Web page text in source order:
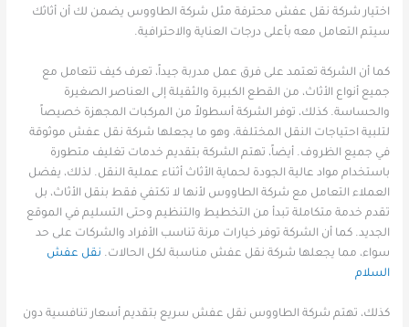
اختيار شركة نقل عفش محترفة مثل شركة الطاووس يضمن لك أن أثاثك
سيتم التعامل معه بأعلى درجات العناية والاحترافية.
كما أن الشركة تعتمد على فرق عمل مدربة جيداً، تعرف كيف تتعامل مع
جميع أنواع الأثاث، من القطع الكبيرة والثقيلة إلى العناصر الصغيرة
والحساسة. كذلك، توفر الشركة أسطولاً من المركبات المجهزة خصيصاً
لتلبية احتياجات النقل المختلفة، وهو ما يجعلها شركة نقل عفش موثوقة
في جميع الظروف. أيضاً، تهتم الشركة بتقديم خدمات تغليف متطورة
باستخدام مواد عالية الجودة لحماية الأثاث أثناء عملية النقل. لذلك، يفضل
العملاء التعامل مع شركة الطاووس لأنها لا تكتفي فقط بنقل الأثاث، بل
تقدم خدمة متكاملة تبدأ من التخطيط والتنظيم وحتى التسليم في الموقع
الجديد. كما أن الشركة توفر خيارات مرنة تناسب الأفراد والشركات على حد
سواء، مما يجعلها شركة نقل عفش مناسبة لكل الحالات. نقل عفش
السلام
كذلك، تهتم شركة الطاووس نقل عفش سريع بتقديم أسعار تنافسية دون